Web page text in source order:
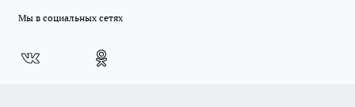
Мы в социальных сетях